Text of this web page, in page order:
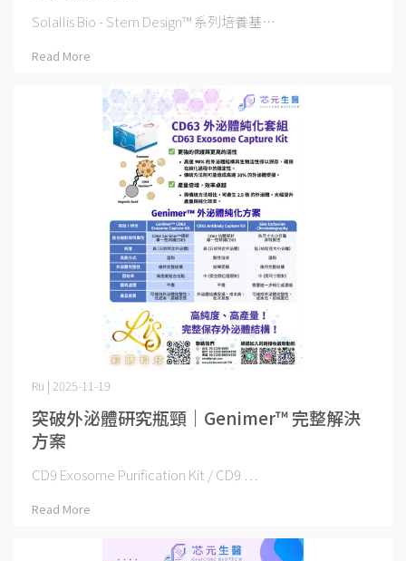
Solallis Bio - Stem Design™︎ 系列培養基⋯
Read More
突破外泌體研究瓶頸｜Genimer™ 完整解決
方案
Ru | 2025-11-19
CD9 Exosome Purification Kit / CD9 ⋯
Read More